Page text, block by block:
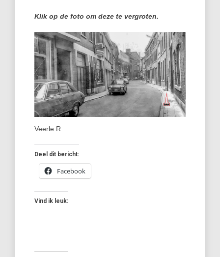
Klik op de foto om deze te vergroten.
Veerle R
Deel dit bericht:
Facebook
Vind ik leuk: